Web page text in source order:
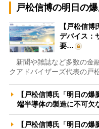
戸松信博の明日の
【戸松信
デバイス：
要…
新聞や雑誌など多数の金
クアドバイザーズ代表の戸
【戸松信博氏「明日の
端半導体の製造に不可欠
【戸松信博氏「明日の